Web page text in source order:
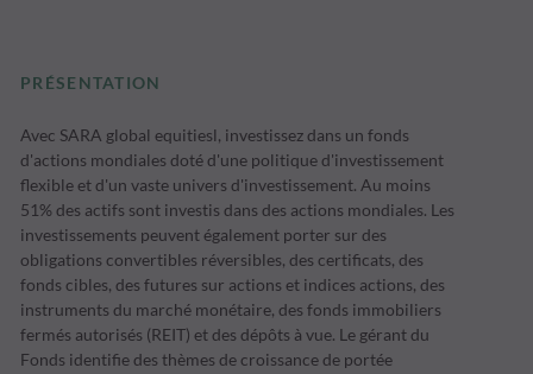
PRÉSENTATION
Avec SARA global equitiesl, investissez dans un fonds
d'actions mondiales doté d'une politique d'investissement
flexible et d'un vaste univers d'investissement. Au moins
51% des actifs sont investis dans des actions mondiales. Les
investissements peuvent également porter sur des
obligations convertibles réversibles, des certificats, des
fonds cibles, des futures sur actions et indices actions, des
instruments du marché monétaire, des fonds immobiliers
fermés autorisés (REIT) et des dépôts à vue. Le gérant du
Fonds identifie des thèmes de croissance de portée